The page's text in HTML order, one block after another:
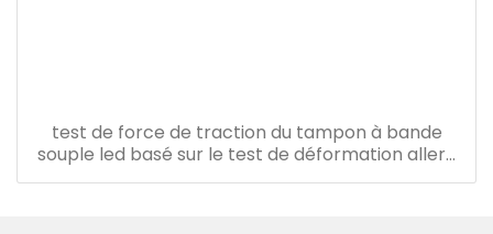
test de force de traction du tampon à bande
souple led basé sur le test de déformation aller-
retour